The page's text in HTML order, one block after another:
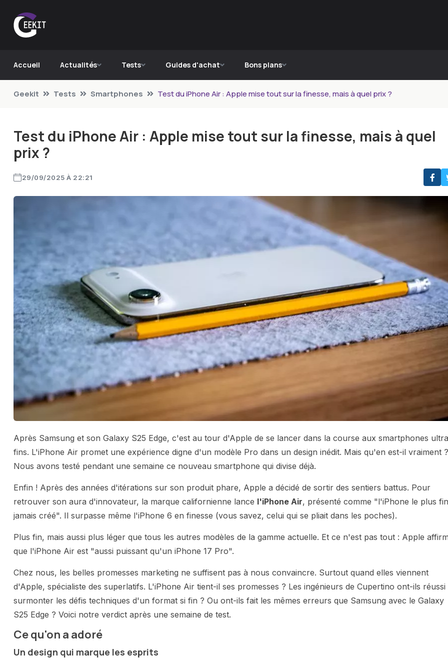
Accueil Actualités Tests Guides d'achat Bons plans
Geekit Tests Smartphones Test du iPhone Air : Apple mise tout sur la finesse, mais à quel prix ?
Test du iPhone Air : Apple mise tout sur la finesse, mais à quel
prix ?
29/09/2025 À 22:21
Après Samsung et son Galaxy S25 Edge, c'est au tour d'Apple de se lancer dans la course aux smartphones
fins. L'iPhone Air promet une expérience digne d'un modèle Pro dans un design inédit. Mais qu'en est-il vraiment ?
Nous avons testé pendant une semaine ce nouveau smartphone qui divise déjà.
Enfin ! Après des années d'itérations sur son produit phare, Apple a décidé de sortir des sentiers battus. Pour
retrouver son aura d'innovateur, la marque californienne lance l'iPhone Air, présenté comme "l'iPhone le plus fin
jamais créé". Il surpasse même l'iPhone 6 en finesse (vous savez, celui qui se pliait dans les poches).
Plus fin, mais aussi plus léger que tous les autres modèles de la gamme actuelle. Et ce n'est pas tout : Apple
que l'iPhone Air est "aussi puissant qu'un iPhone 17 Pro".
Chez nous, les belles promesses marketing ne suffisent pas à nous convaincre. Surtout quand elles viennent
d'Apple, spécialiste des superlatifs. L'iPhone Air tient-il ses promesses ? Les ingénieurs de Cupertino ont-ils réussi
surmonter les défis techniques d'un format si fin ? Ou ont-ils fait les mêmes erreurs que Samsung avec le Galaxy
S25 Edge ? Voici notre verdict après une semaine de test.
Ce qu'on a adoré
Un design qui marque les esprits